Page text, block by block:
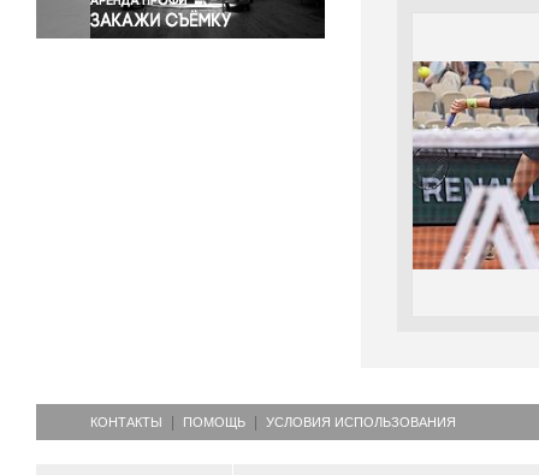
КОНТАКТЫ ПОМОЩЬ УСЛОВИЯ ИСПОЛЬЗОВАНИЯ